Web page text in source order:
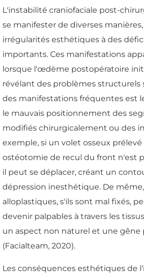
L'instabilité craniofaciale post-
se manifester de diverses
irrégularités esthétiques à des
importants. Ces manifestations
lorsque l'œdème postopératoire
révélant des problèmes structurels
des manifestations fréquentes est
le mauvais positionnement des
modifiés chirurgicalement ou des
exemple, si un volet osseux prélevé
ostéotomie de recul du front n'est
il peut se déplacer, créant un
dépression inesthétique. De
alloplastiques, s'ils sont mal fixés,
devenir palpables à travers les
un aspect non naturel et une gêne
(Facialteam, 2020).
Les conséquences esthétiques de